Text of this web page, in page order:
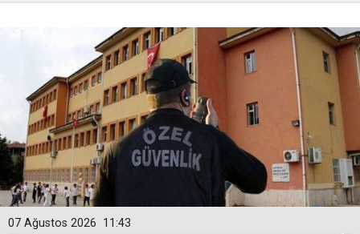
11:43
07 Ağustos 2026